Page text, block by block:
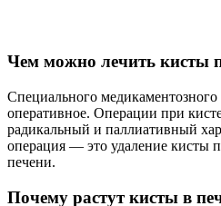
Чем можно лечить кисты
Специального медикаментозного
оперативное. Операции при
радикальный и паллиативный
операция — это удаление кисты
печени.
Почему растут кисты в